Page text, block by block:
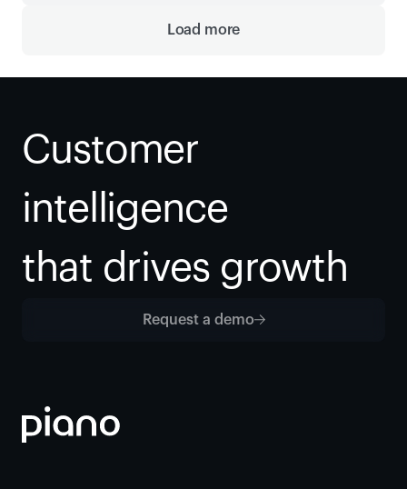
Load more
Customer
intelligence
that drives growth
Request a demo